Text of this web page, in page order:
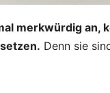
merkwürdig an,
Denn sie